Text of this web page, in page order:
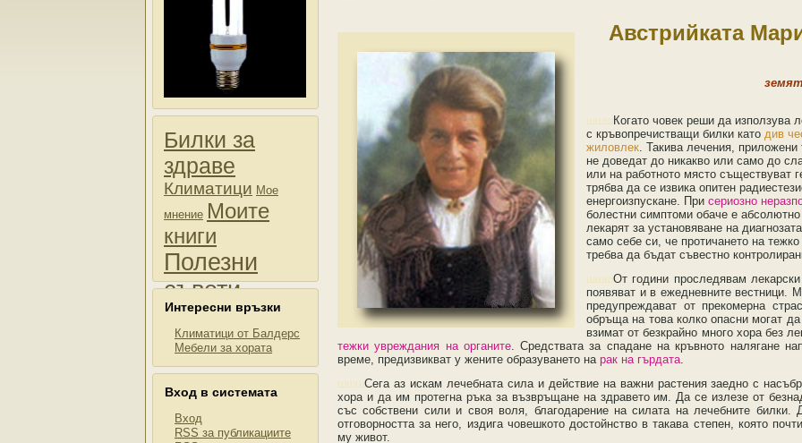
Билки за
здраве
Климатици Мое
мнение Моите
книги
Полезни
съвети
Продажби
Снимки
Интересни връзки
Климатици от Балдерс
Мебели за хората
Вход в системата
Вход
RSS за публикациите
Австрийката
шшш Когато човек реши да използува
с кръвопречистващи билки като див
жиловлек. Такива лечения, приложени
не доведат до никакво или само до
или на работното място съществуват
трябва да се извика опитен
енергоизпускане. При сериозно
болестни симптоми обаче е
лекарят за установяване на
само себе си, че протичането на
требва да бъдат съвестно
шшшОт години проследявам
появяват и в ежедневните вестници.
предупреждават от прекомерна
обръща на това колко опасни могат
взимат от безкрайно много хора без
тежки увреждания на органите. Средствата за спадане на кръвното налягане
време, предизвикват у жените образуването на рак на гърдата.
шшшСега аз искам лечебната сила и действие на важни растения заедно с
хора и да им протегна ръка за възвръщане на здравето им. Да се излезе от
със собствени сили и своя воля, благодарение на силата на лечебните
отговорността за него, издига човешкото достойнство в такава степен, която
му живот.